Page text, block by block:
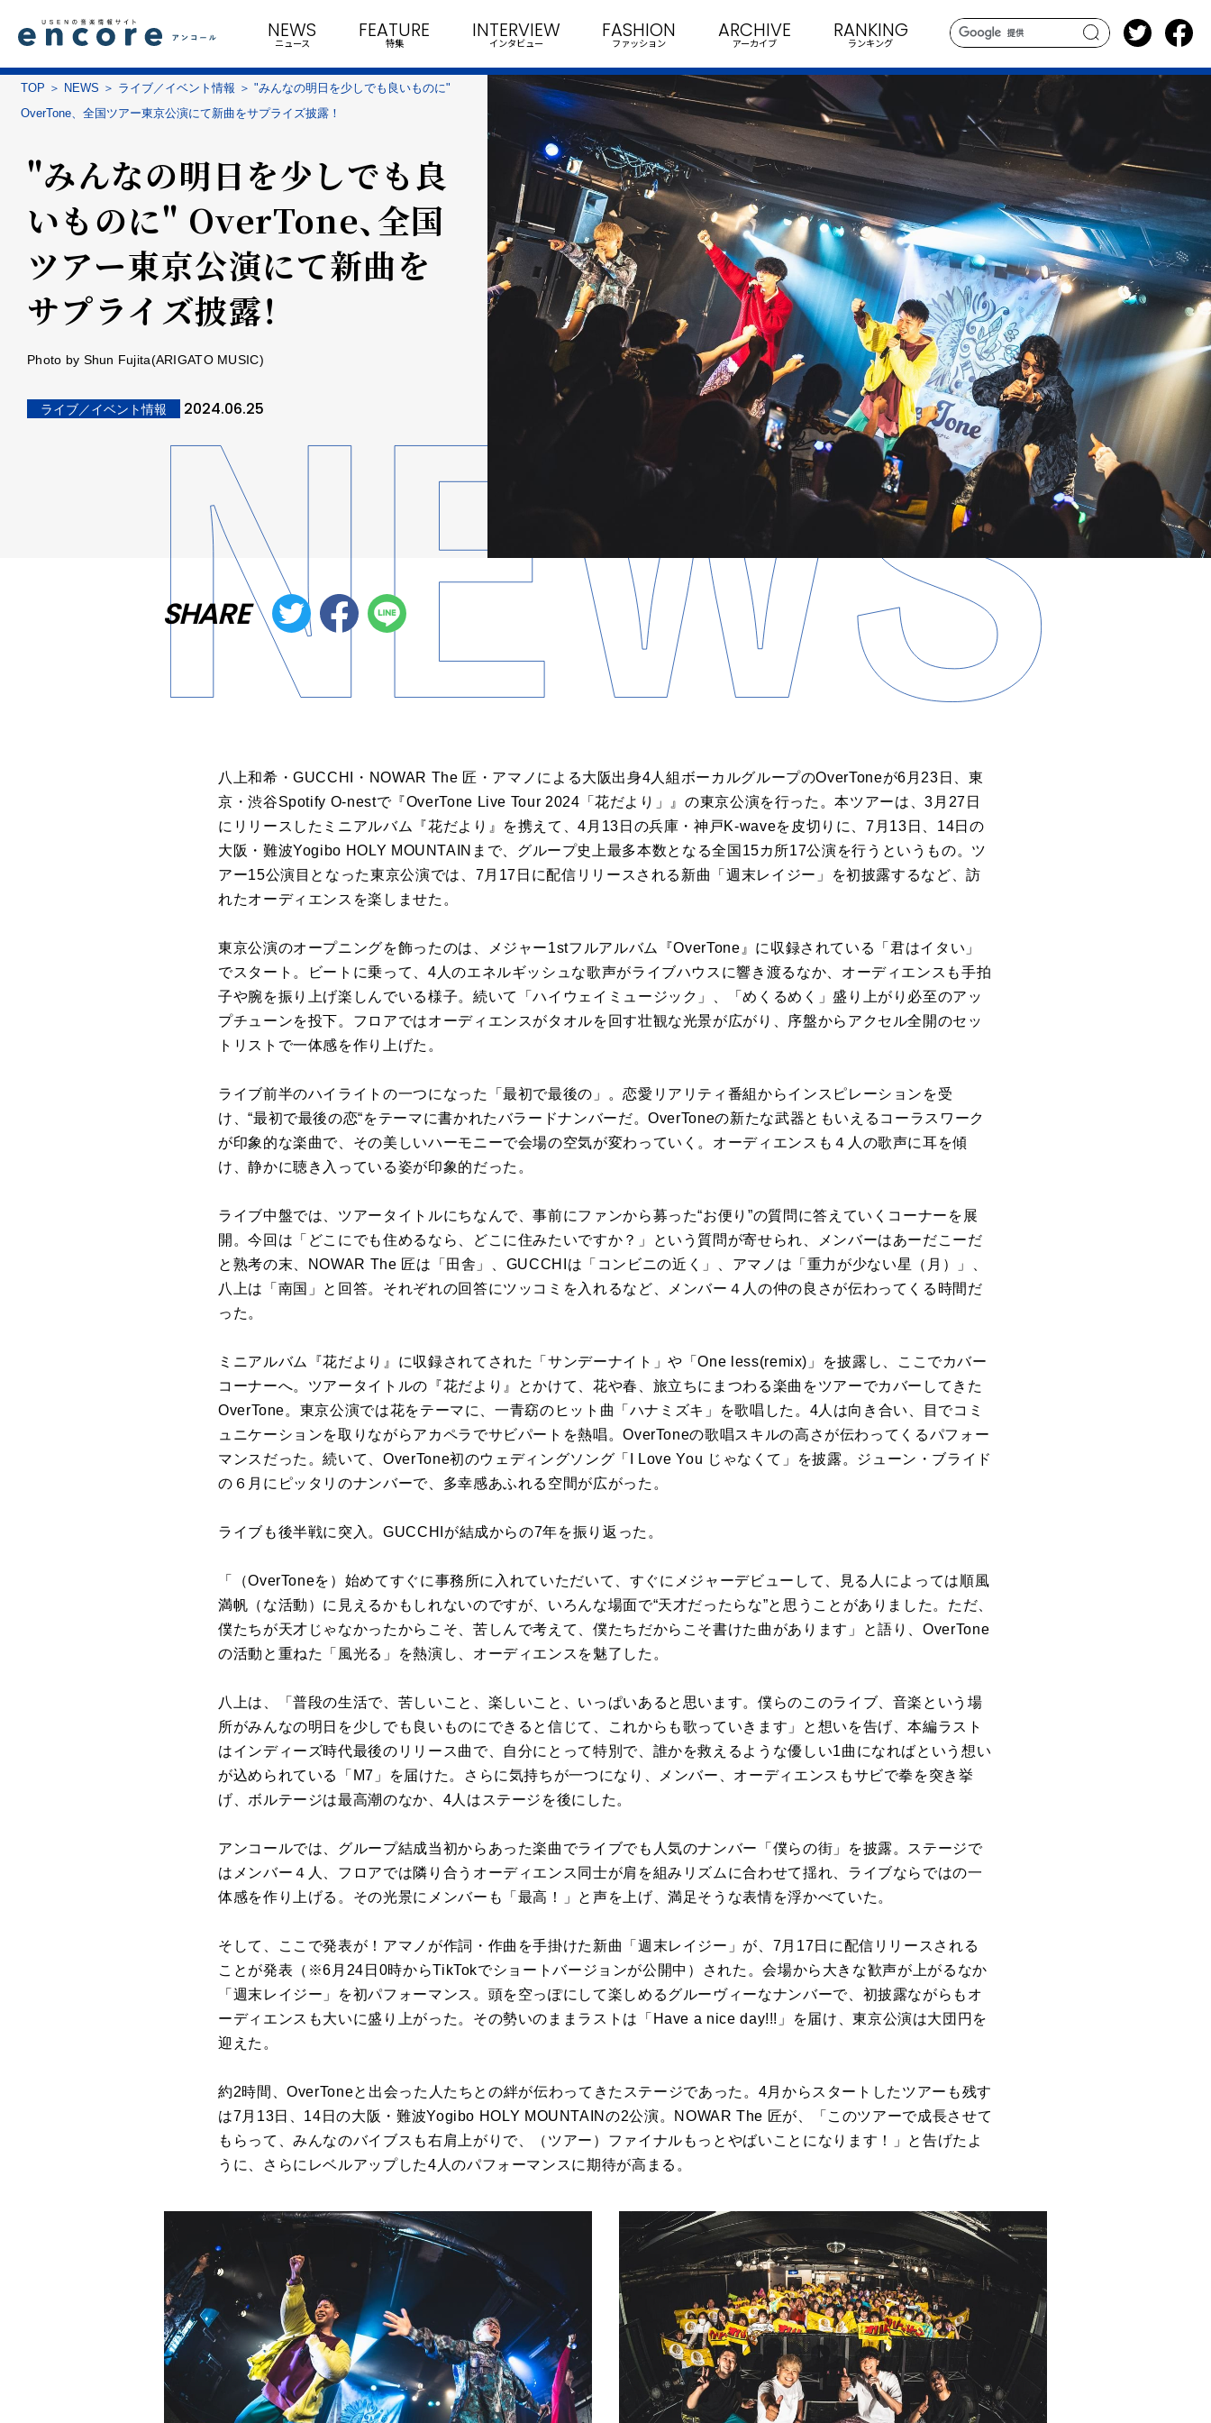
search
NEWS
ニュース
FEATURE
特集
INTERVIEW
インタビュー
FASHION
ファッション
ARCHIVE
アーカイブ
RANKING
ランキング
TOP NEWS ライブ／イベント情報
"みんなの明日を少しでも良いものに"
OverTone、全国ツアー東京公演にて新曲をサプライズ披露！
"みんなの明日を少しでも良
いものに" OverTone、全国
ツアー東京公演にて新曲を
サプライズ披露！
Photo by Shun Fujita(ARIGATO MUSIC)
ライブ／イベント情報 2024.06.25
SHARE
八上和希・GUCCHI・NOWAR The 匠・アマノによる大阪出身4人組ボーカルグループのOverToneが6月23日、東
京・渋谷Spotify O-nestで『OverTone Live Tour 2024「花だより」』の東京公演を行った。本ツアーは、3月27日
にリリースしたミニアルバム『花だより』を携えて、4月13日の兵庫・神戸K-waveを皮切りに、7月13日、14日の
大阪・難波Yogibo HOLY MOUNTAINまで、グループ史上最多本数となる全国15カ所17公演を行うというもの。ツ
アー15公演目となった東京公演では、7月17日に配信リリースされる新曲「週末レイジー」を初披露するなど、訪
れたオーディエンスを楽しませた。
東京公演のオープニングを飾ったのは、メジャー1stフルアルバム『OverTone』に収録されている「君はイタい」
でスタート。ビートに乗って、4人のエネルギッシュな歌声がライブハウスに響き渡るなか、オーディエンスも手拍
子や腕を振り上げ楽しんでいる様子。続いて「ハイウェイミュージック」、「めくるめく」盛り上がり必至のアッ
プチューンを投下。フロアではオーディエンスがタオルを回す壮観な光景が広がり、序盤からアクセル全開のセッ
トリストで一体感を作り上げた。
ライブ前半のハイライトの一つになった「最初で最後の」。恋愛リアリティ番組からインスピレーションを受
け、“最初で最後の恋“をテーマに書かれたバラードナンバーだ。OverToneの新たな武器ともいえるコーラスワーク
が印象的な楽曲で、その美しいハーモニーで会場の空気が変わっていく。オーディエンスも４人の歌声に耳を傾
け、静かに聴き入っている姿が印象的だった。
ライブ中盤では、ツアータイトルにちなんで、事前にファンから募った“お便り”の質問に答えていくコーナーを展
開。今回は「どこにでも住めるなら、どこに住みたいですか？」という質問が寄せられ、メンバーはあーだこーだ
と熟考の末、NOWAR The 匠は「田舎」、GUCCHIは「コンビニの近く」、アマノは「重力が少ない星（月）」、
八上は「南国」と回答。それぞれの回答にツッコミを入れるなど、メンバー４人の仲の良さが伝わってくる時間だ
った。
ミニアルバム『花だより』に収録されてされた「サンデーナイト」や「One less(remix)」を披露し、ここでカバー
コーナーへ。ツアータイトルの『花だより』とかけて、花や春、旅立ちにまつわる楽曲をツアーでカバーしてきた
OverTone。東京公演では花をテーマに、一青窈のヒット曲「ハナミズキ」を歌唱した。4人は向き合い、目でコミ
ュニケーションを取りながらアカペラでサビパートを熱唱。OverToneの歌唱スキルの高さが伝わってくるパフォー
マンスだった。続いて、OverTone初のウェディングソング「I Love You じゃなくて」を披露。ジューン・ブライド
の６月にピッタリのナンバーで、多幸感あふれる空間が広がった。
ライブも後半戦に突入。GUCCHIが結成からの7年を振り返った。
「（OverToneを）始めてすぐに事務所に入れていただいて、すぐにメジャーデビューして、見る人によっては順風
満帆（な活動）に見えるかもしれないのですが、いろんな場面で“天才だったらな”と思うことがありました。ただ、
僕たちが天才じゃなかったからこそ、苦しんで考えて、僕たちだからこそ書けた曲があります」と語り、OverTone
の活動と重ねた「風光る」を熱演し、オーディエンスを魅了した。
八上は、「普段の生活で、苦しいこと、楽しいこと、いっぱいあると思います。僕らのこのライブ、音楽という場
所がみんなの明日を少しでも良いものにできると信じて、これからも歌っていきます」と想いを告げ、本編ラスト
はインディーズ時代最後のリリース曲で、自分にとって特別で、誰かを救えるような優しい1曲になればという想い
が込められている「M7」を届けた。さらに気持ちが一つになり、メンバー、オーディエンスもサビで拳を突き挙
げ、ボルテージは最高潮のなか、4人はステージを後にした。
アンコールでは、グループ結成当初からあった楽曲でライブでも人気のナンバー「僕らの街」を披露。ステージで
はメンバー４人、フロアでは隣り合うオーディエンス同士が肩を組みリズムに合わせて揺れ、ライブならではの一
体感を作り上げる。その光景にメンバーも「最高！」と声を上げ、満足そうな表情を浮かべていた。
そして、ここで発表が！アマノが作詞・作曲を手掛けた新曲「週末レイジー」が、7月17日に配信リリースされる
ことが発表（※6月24日0時からTikTokでショートバージョンが公開中）された。会場から大きな歓声が上がるなか
「週末レイジー」を初パフォーマンス。頭を空っぽにして楽しめるグルーヴィーなナンバーで、初披露ながらもオ
ーディエンスも大いに盛り上がった。その勢いのままラストは「Have a nice day!!!」を届け、東京公演は大団円を
迎えた。
約2時間、OverToneと出会った人たちとの絆が伝わってきたステージであった。4月からスタートしたツアーも残す
は7月13日、14日の大阪・難波Yogibo HOLY MOUNTAINの2公演。NOWAR The 匠が、「このツアーで成長させて
もらって、みんなのバイブスも右肩上がりで、（ツアー）ファイナルもっとやばいことになります！」と告げたよ
うに、さらにレベルアップした4人のパフォーマンスに期待が高まる。